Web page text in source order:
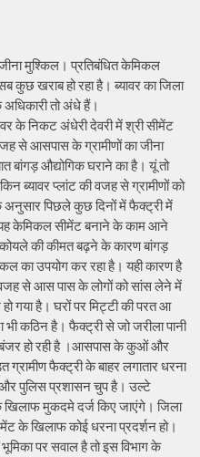
जीना मुश्किल। प्रतिबंधित केमिकल
कुछ खराब हो रहा है। ब्यावर का जिला
तो अंधे हैं।
के निकट अंधेरी देवरी में श्री सीमेंट
से आसपास के ग्रामीणों का जीना
बांगड़ औद्योगिक घराने का है। यूं तो
ब्यावर प्लांट की वजह से ग्रामीणों को
अनुसार पिछले कुछ दिनों में फैक्ट्री में
यह केमिकल सीमेंट बनाने के काम आने
कोयले की कीमत बढ़ने के कारण बांगड़
का उपयोग कर रहा है। यही कारण है
से आस पास के लोगों को सांस लेने में
हो गया है। घरों पर मिट्टी की परत आ
भी कठिन है। फैक्ट्री से जो जरीला पानी
हो रही है ।आसपास के कुओं और
ग्रामीण फैक्ट्री के बाहर लगातार धरना
और पुलिस प्रशासन चुप है। उल्टे
खिलाफ मुकदमे दर्ज किए जाएंगे। जिला
के खिलाफ कोई धरना प्रदर्शन हो।
पर सवाल है तो इस विभाग के